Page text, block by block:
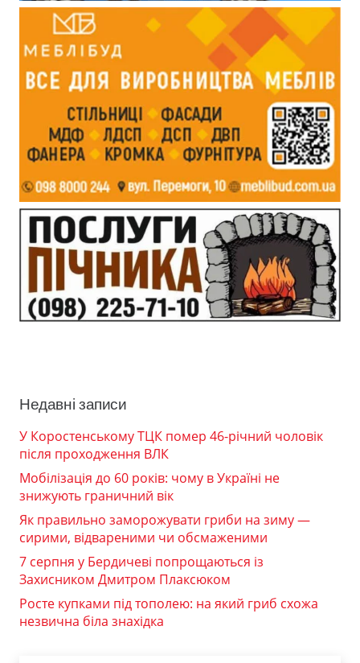
Недавні записи
У Коростенському ТЦК помер 46-річний чоловік
після проходження ВЛК
Мобілізація до 60 років: чому в Україні не
знижують граничний вік
Як правильно заморожувати гриби на зиму —
сирими, відвареними чи обсмаженими
7 серпня у Бердичеві попрощаються із
Захисником Дмитром Плаксюком
Росте купками під тополею: на який гриб схожа
незвична біла знахідка